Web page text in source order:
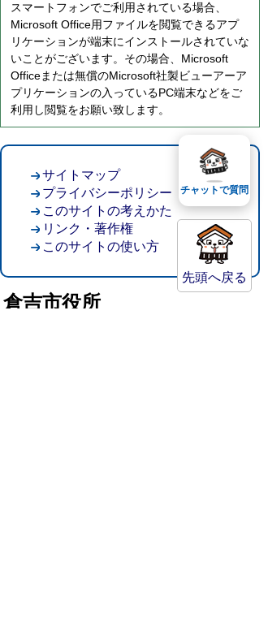
スマートフォンでご利用されている場合、
Microsoft Office用ファイルを閲覧できるアプ
リケーションが端末にインストールされていな
いことがございます。その場合、Microsoft
Officeまたは無償のMicrosoft社製ビューアーア
プリケーションの入っているPC端末などをご
利用し閲覧をお願い致します。
先頭へ戻る
サイトマップ
プライバシーポリシー
このサイトの考えかた
リンク・著作権
このサイトの使い方
倉吉市役所
チャットで質問